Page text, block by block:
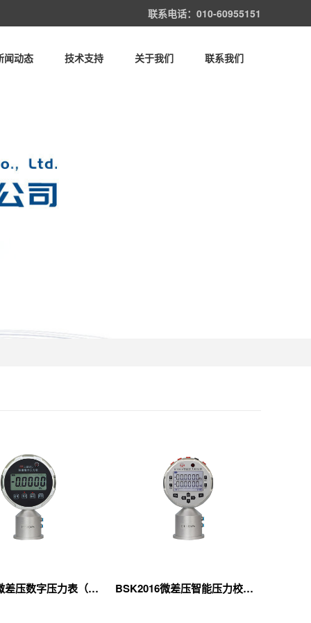
联系电话：010-60955151
闻动态 技术支持 关于我们 联系我们
BSK813微差压数字压力表（新） BSK2016微差压智能压力校验仪（新）